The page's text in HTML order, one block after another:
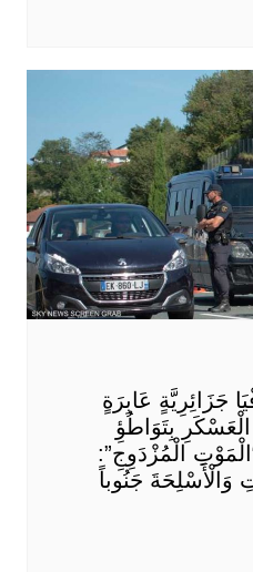
جَزَائِرِيَّةٍ عَابِرَةٍ
بِتَوَاطُؤِ
الْمُزْدَوِجِ”:
وَالْأَسْلِحَةَ جَنُوباً